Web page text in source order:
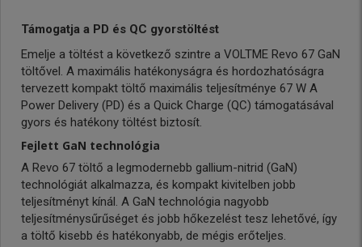
Támogatja a PD és QC gyorstöltést
Emelje a töltést a következő szintre a VOLTME Revo 67 GaN
töltővel. A maximális hatékonyságra és hordozhatóságra
tervezett kompakt töltő maximális teljesítménye 67 W A
Power Delivery (PD) és a Quick Charge (QC) támogatásával
gyors és hatékony töltést biztosít.
Fejlett GaN technológia
A Revo 67 töltő a legmodernebb gallium-nitrid (GaN)
technológiát alkalmazza, és kompakt kivitelben jobb
teljesítményt kínál. A GaN technológia nagyobb
teljesítménysűrűséget és jobb hőkezelést tesz lehetővé, így
a töltő kisebb és hatékonyabb, de mégis erőteljes.